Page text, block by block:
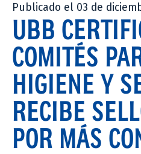
Publicado el 03 de
UBB
COMITÉS
HIGIENE Y
RECIBE
POR MÁS